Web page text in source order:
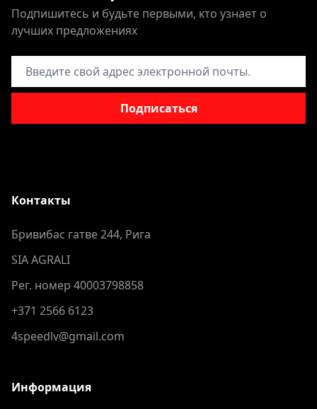
Подпишитесь и будьте первыми, кто узнает о
лучших предложениях
Адрес электронной почты
Подписаться
Контакты
Бривибас гатве 244, Рига
SIA AGRALI
Рег. номер 40003798858
+371 2566 6123
4speedlv@gmail.com
Информация